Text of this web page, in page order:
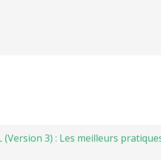
(Version 3) : Les meilleurs